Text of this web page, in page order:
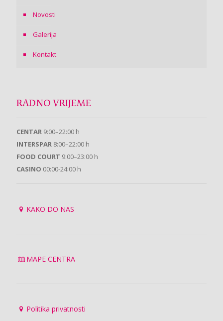
Novosti
Galerija
Kontakt
RADNO VRIJEME
CENTAR 9:00–22:00 h
INTERSPAR 8:00–22:00 h
FOOD COURT 9:00–23:00 h
CASINO 00:00-24:00 h
KAKO DO NAS
MAPE CENTRA
Politika privatnosti